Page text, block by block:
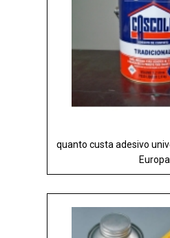
quanto custa adesivo
Europa